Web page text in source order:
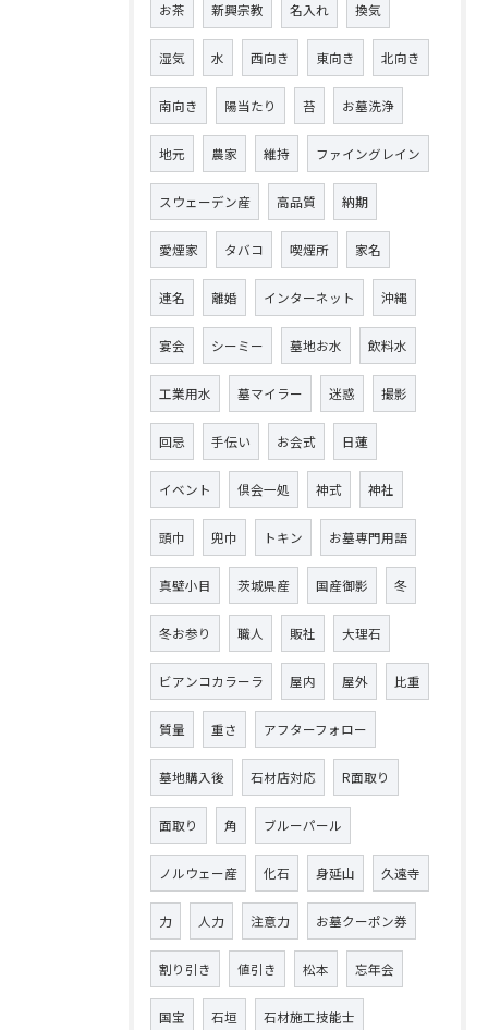
お茶 新興宗教 名入れ 換気
湿気 水 西向き 東向き 北向き
南向き 陽当たり 苔 お墓洗浄
地元 農家 維持 ファイングレイン
スウェーデン産 高品質 納期
愛煙家 タバコ 喫煙所 家名
連名 離婚 インターネット 沖縄
宴会 シーミー 墓地お水 飲料水
工業用水 墓マイラー 迷惑 撮影
回忌 手伝い お会式 日蓮
イベント 倶会一処 神式 神社
頭巾 兜巾 トキン お墓専門用語
真壁小目 茨城県産 国産御影 冬
冬お参り 職人 販社 大理石
ビアンコカラーラ 屋内 屋外 比重
質量 重さ アフターフォロー
墓地購入後 石材店対応 R面取り
面取り 角 ブルーパール
ノルウェー産 化石 身延山 久遠寺
力 人力 注意力 お墓クーポン券
割り引き 値引き 松本 忘年会
国宝 石垣 石材施工技能士